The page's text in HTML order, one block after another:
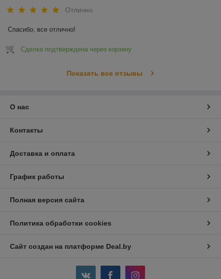
Отлично
Спасибо, все отлично!
Сделка подтверждена через корзину
Показать все отзывы
О нас
Контакты
Доставка и оплата
График работы
Полная версия сайта
Политика обработки cookies
Сайт создан на платформе Deal.by